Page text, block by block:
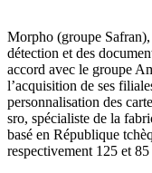
Morpho (groupe
détection et des
accord avec le groupe
l’acquisition de ses
personnalisation des
sro, spécialiste de la
basé en République
respectivement 125 et 85